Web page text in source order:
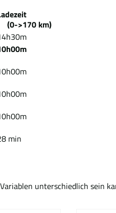
(0->170 km)
min
unterschiedlich sein